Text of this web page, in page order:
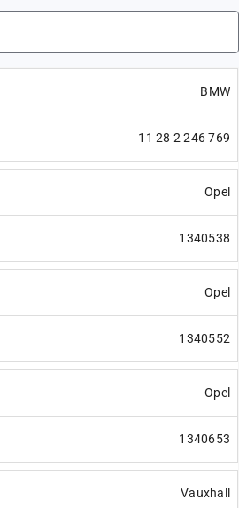
BMW
11 28 2 246 769
Opel
1340538
Opel
1340552
Opel
1340653
Vauxhall